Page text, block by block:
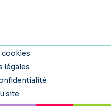
cookies
légales
site